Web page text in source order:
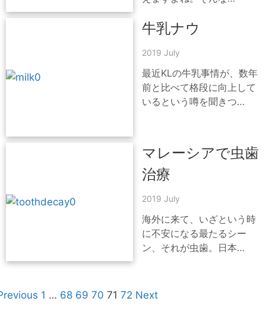
牛乳ナウ
2019 July
最近KLの牛乳事情が、数年
前と比べて格段に向上して
いるという噂を聞きつ…
マレーシアで虫歯
治療
2019 July
海外に来て、いざという時
に不安になる最たるシー
ン、それが虫歯。日本…
1 … 68 69 70 71 72 Next